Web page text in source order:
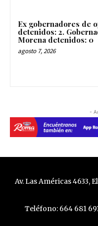
Ex gobernadores de
detenidos: 2.
Morena detenidos: 0
agosto 7, 2026
-
Av. Las Américas 4633,
Teléfono: 664 681